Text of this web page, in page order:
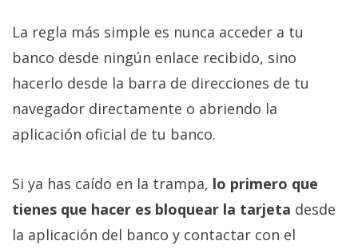
La regla más simple es nunca acceder a tu
banco desde ningún enlace recibido, sino
hacerlo desde la barra de direcciones de tu
navegador directamente o abriendo la
aplicación oficial de tu banco.
Si ya has caído en la trampa, lo primero que
tienes que hacer es bloquear la tarjeta desde
la aplicación del banco y contactar con el